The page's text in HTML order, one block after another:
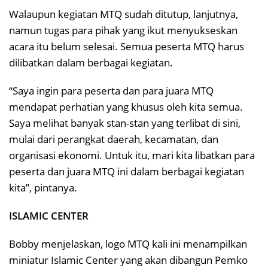
Walaupun kegiatan MTQ sudah ditutup, lanjutnya,
namun tugas para pihak yang ikut menyukseskan
acara itu belum selesai. Semua peserta MTQ harus
dilibatkan dalam berbagai kegiatan.
“Saya ingin para peserta dan para juara MTQ
mendapat perhatian yang khusus oleh kita semua.
Saya melihat banyak stan-stan yang terlibat di sini,
mulai dari perangkat daerah, kecamatan, dan
organisasi ekonomi. Untuk itu, mari kita libatkan para
peserta dan juara MTQ ini dalam berbagai kegiatan
kita”, pintanya.
ISLAMIC CENTER
Bobby menjelaskan, logo MTQ kali ini menampilkan
miniatur Islamic Center yang akan dibangun Pemko